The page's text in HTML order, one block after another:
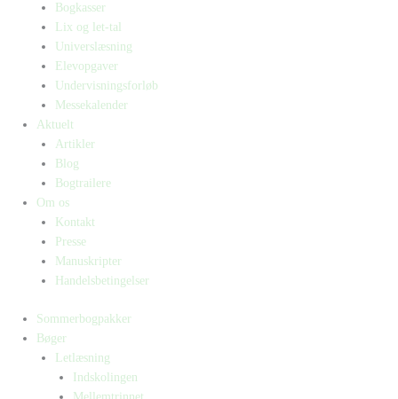
Bogkasser
Lix og let-tal
Universlæsning
Elevopgaver
Undervisningsforløb
Messekalender
Aktuelt
Artikler
Blog
Bogtrailere
Om os
Kontakt
Presse
Manuskripter
Handelsbetingelser
Sommerbogpakker
Bøger
Letlæsning
Indskolingen